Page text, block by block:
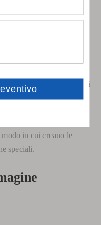
creano sempre
Le immagini
una vasta area.
a vedere di più negli
usano per la sicurezza.
una visione ampia,
Gli specchi convessi
in cui creano le
speciali.